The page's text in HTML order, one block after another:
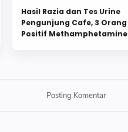
Hasil Razia dan Tes Urine
Pengunjung Cafe, 3 Orang
Positif Methamphetamine